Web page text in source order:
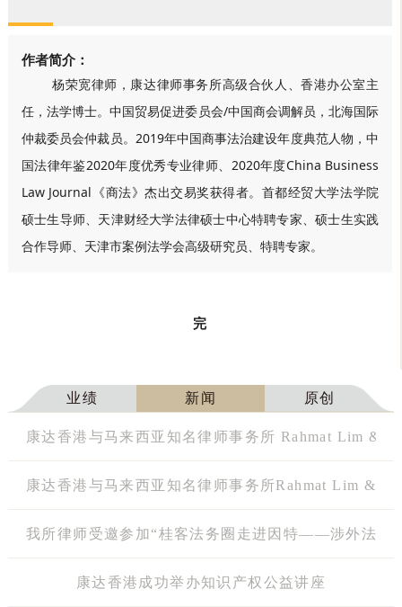
作者简介：
杨荣宽律师，康达律师事务所高级合伙人、香港办公室主
任，法学博士。中国贸易促进委员会/中国商会调解员，北海国际
仲裁委员会仲裁员。2019年中国商事法治建设年度典范人物，中
国法律年鉴2020年度优秀专业律师、2020年度China Business
Law Journal《商法》杰出交易奖获得者。首都经贸大学法学院
硕士生导师、天津财经大学法律硕士中心特聘专家、硕士生实践
合作导师、天津市案例法学会高级研究员、特聘专家。
完
业绩 新闻 原创
康达香港与马来西亚知名律师事务所 Rahmat Lim &
康达香港与马来西亚知名律师事务所Rahmat Lim &
我所律师受邀参加“桂客法务圈走进因特——涉外法治
康达香港成功举办知识产权公益讲座